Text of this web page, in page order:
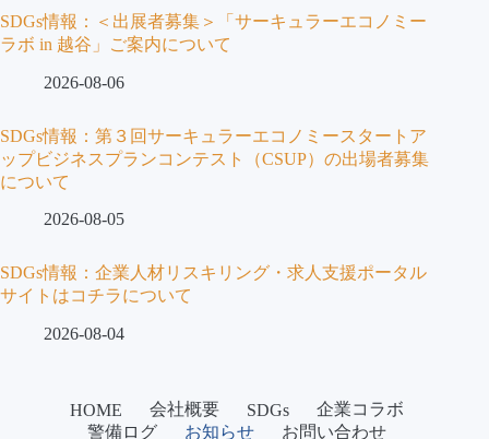
SDGs情報：＜出展者募集＞「サーキュラーエコノミー
ラボ in 越谷」ご案内について
2026-08-06
SDGs情報：第３回サーキュラーエコノミースタートア
ップビジネスプランコンテスト（CSUP）の出場者募集
について
2026-08-05
SDGs情報：企業人材リスキリング・求人支援ポータル
サイトはコチラについて
2026-08-04
HOME 会社概要 SDGs
企業コラボ
警備ログ
お知らせ お問い合わせ